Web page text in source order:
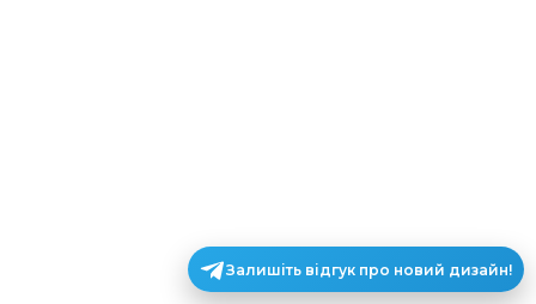
Залишіть відгук про новий дизайн!